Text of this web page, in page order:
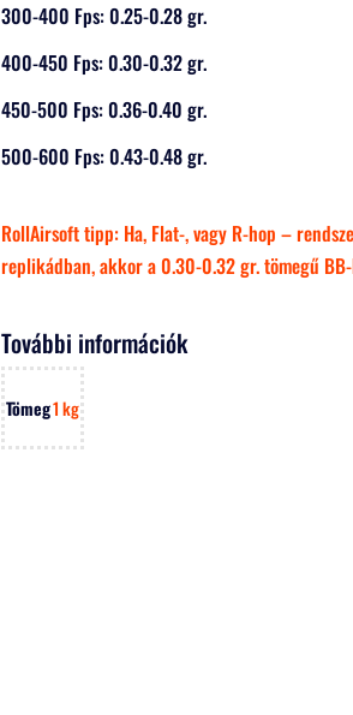
300-400 Fps: 0.25-0.28 gr.
400-450 Fps: 0.30-0.32 gr.
450-500 Fps: 0.36-0.40 gr.
500-600 Fps: 0.43-0.48 gr.
RollAirsoft tipp: Ha, Flat-, vagy R-hop –
replikádban, akkor a 0.30-0.32 gr. tömegű
További információk
Tömeg1 kg